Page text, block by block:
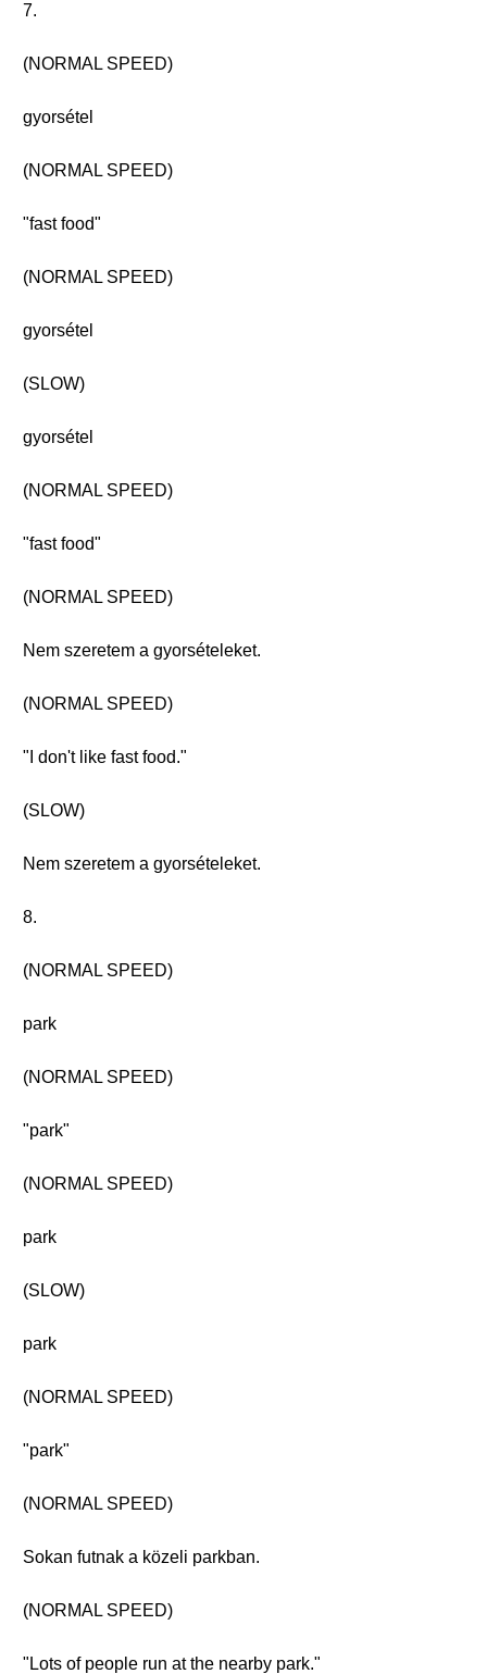
7.
(NORMAL SPEED)
gyorsétel
(NORMAL SPEED)
"fast food"
(NORMAL SPEED)
gyorsétel
(SLOW)
gyorsétel
(NORMAL SPEED)
"fast food"
(NORMAL SPEED)
Nem szeretem a gyorsételeket.
(NORMAL SPEED)
"I don't like fast food."
(SLOW)
Nem szeretem a gyorsételeket.
8.
(NORMAL SPEED)
park
(NORMAL SPEED)
"park"
(NORMAL SPEED)
park
(SLOW)
park
(NORMAL SPEED)
"park"
(NORMAL SPEED)
Sokan futnak a közeli parkban.
(NORMAL SPEED)
"Lots of people run at the nearby park."